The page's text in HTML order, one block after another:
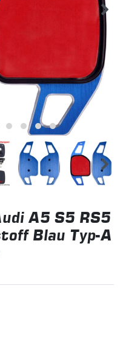
A5 S5 RS5
Blau Typ-A